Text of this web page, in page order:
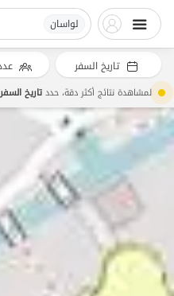
لواسان
تاريخ السفر
لمشاهدة نتائج أكثر دقة، حددتاريخ السفر